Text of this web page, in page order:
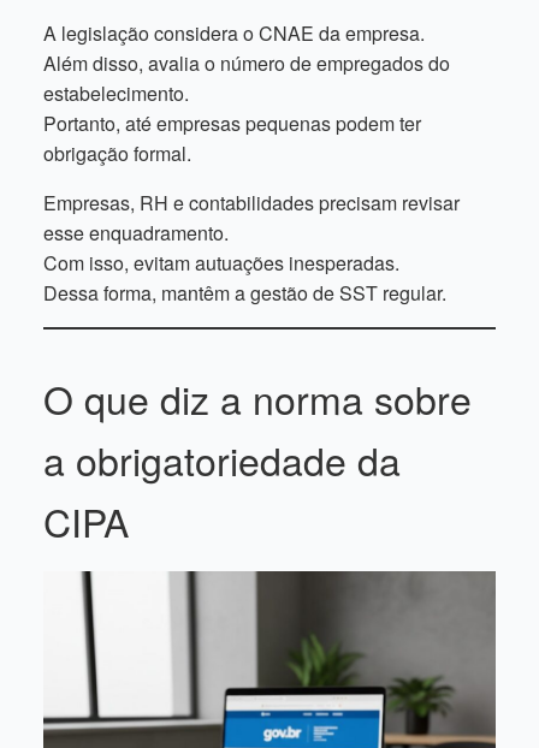
A legislação considera o CNAE da empresa.
Além disso, avalia o número de empregados do
estabelecimento.
Portanto, até empresas pequenas podem ter
obrigação formal.
Empresas, RH e contabilidades precisam revisar
esse enquadramento.
Com isso, evitam autuações inesperadas.
Dessa forma, mantêm a gestão de SST regular.
O que diz a norma sobre
a obrigatoriedade da
CIPA